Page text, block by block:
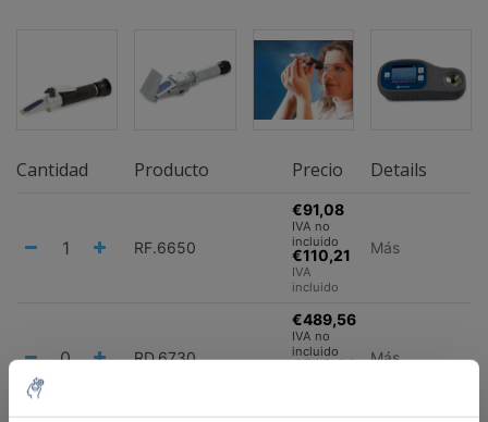
Cantidad Producto Precio Details
RF.6650
€91,08
IVA no
incluido
€110,21
IVA
incluido
Más
RD.6730
€489,56
IVA no
incluido
€592,36 Más